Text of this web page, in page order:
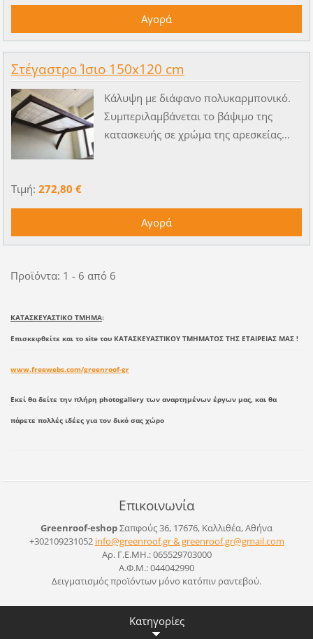
Στέγαστρο Ίσιο 150x120 cm
Kάλυψη με διάφανο πολυκαρμπονικό.
Συμπεριλαμβάνεται το βάψιμο της
κατασκευής σε χρώμα της αρεσκείας...
Τιμή: 272,80 €
Προϊόντα: 1 - 6 από 6
ΚΑΤΑΣΚΕΥΑΣΤΙΚΟ ΤΜΗΜΑ:
Επισκεφθείτε και το site του ΚΑΤΑΣΚΕΥΑΣΤΙΚΟΥ ΤΜΗΜΑΤΟΣ ΤΗΣ ΕΤΑΙΡΕΙΑΣ ΜΑΣ !
www.freewebs.com/greenroof-gr
Εκεί θα δείτε την πλήρη photogallery των αναρτημένων έργων μας, και θα
πάρετε πολλές ιδέες για τον δικό σας χώρο
Επικοινωνία
Greenroof-eshopΣαπφούς 36, 17676, Καλλιθέα, Αθήνα
+302109231052 info@greenroof.gr & greenroof.gr@gmail.com
Αρ. Γ.Ε.ΜΗ.: 065529703000
Α.Φ.Μ.: 044042990
Δειγματισμός προϊόντων μόνο κατόπιν ραντεβού.
Κατηγορίες